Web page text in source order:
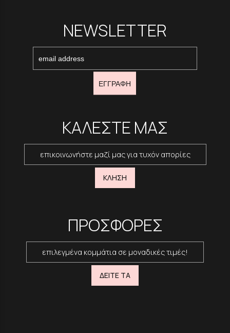
NEWSLETTER
ΕΓΓΡΑΦΗ
ΚΑΛΕΣΤΕ ΜΑΣ
επικοινωνήστε μαζί μας για τυχόν απορίες
ΚΛΗΣΗ
ΠΡΟΣΦΟΡΕΣ
επιλεγμένα κομμάτια σε μοναδικές τιμές!
ΔΕΙΤΕ ΤΑ